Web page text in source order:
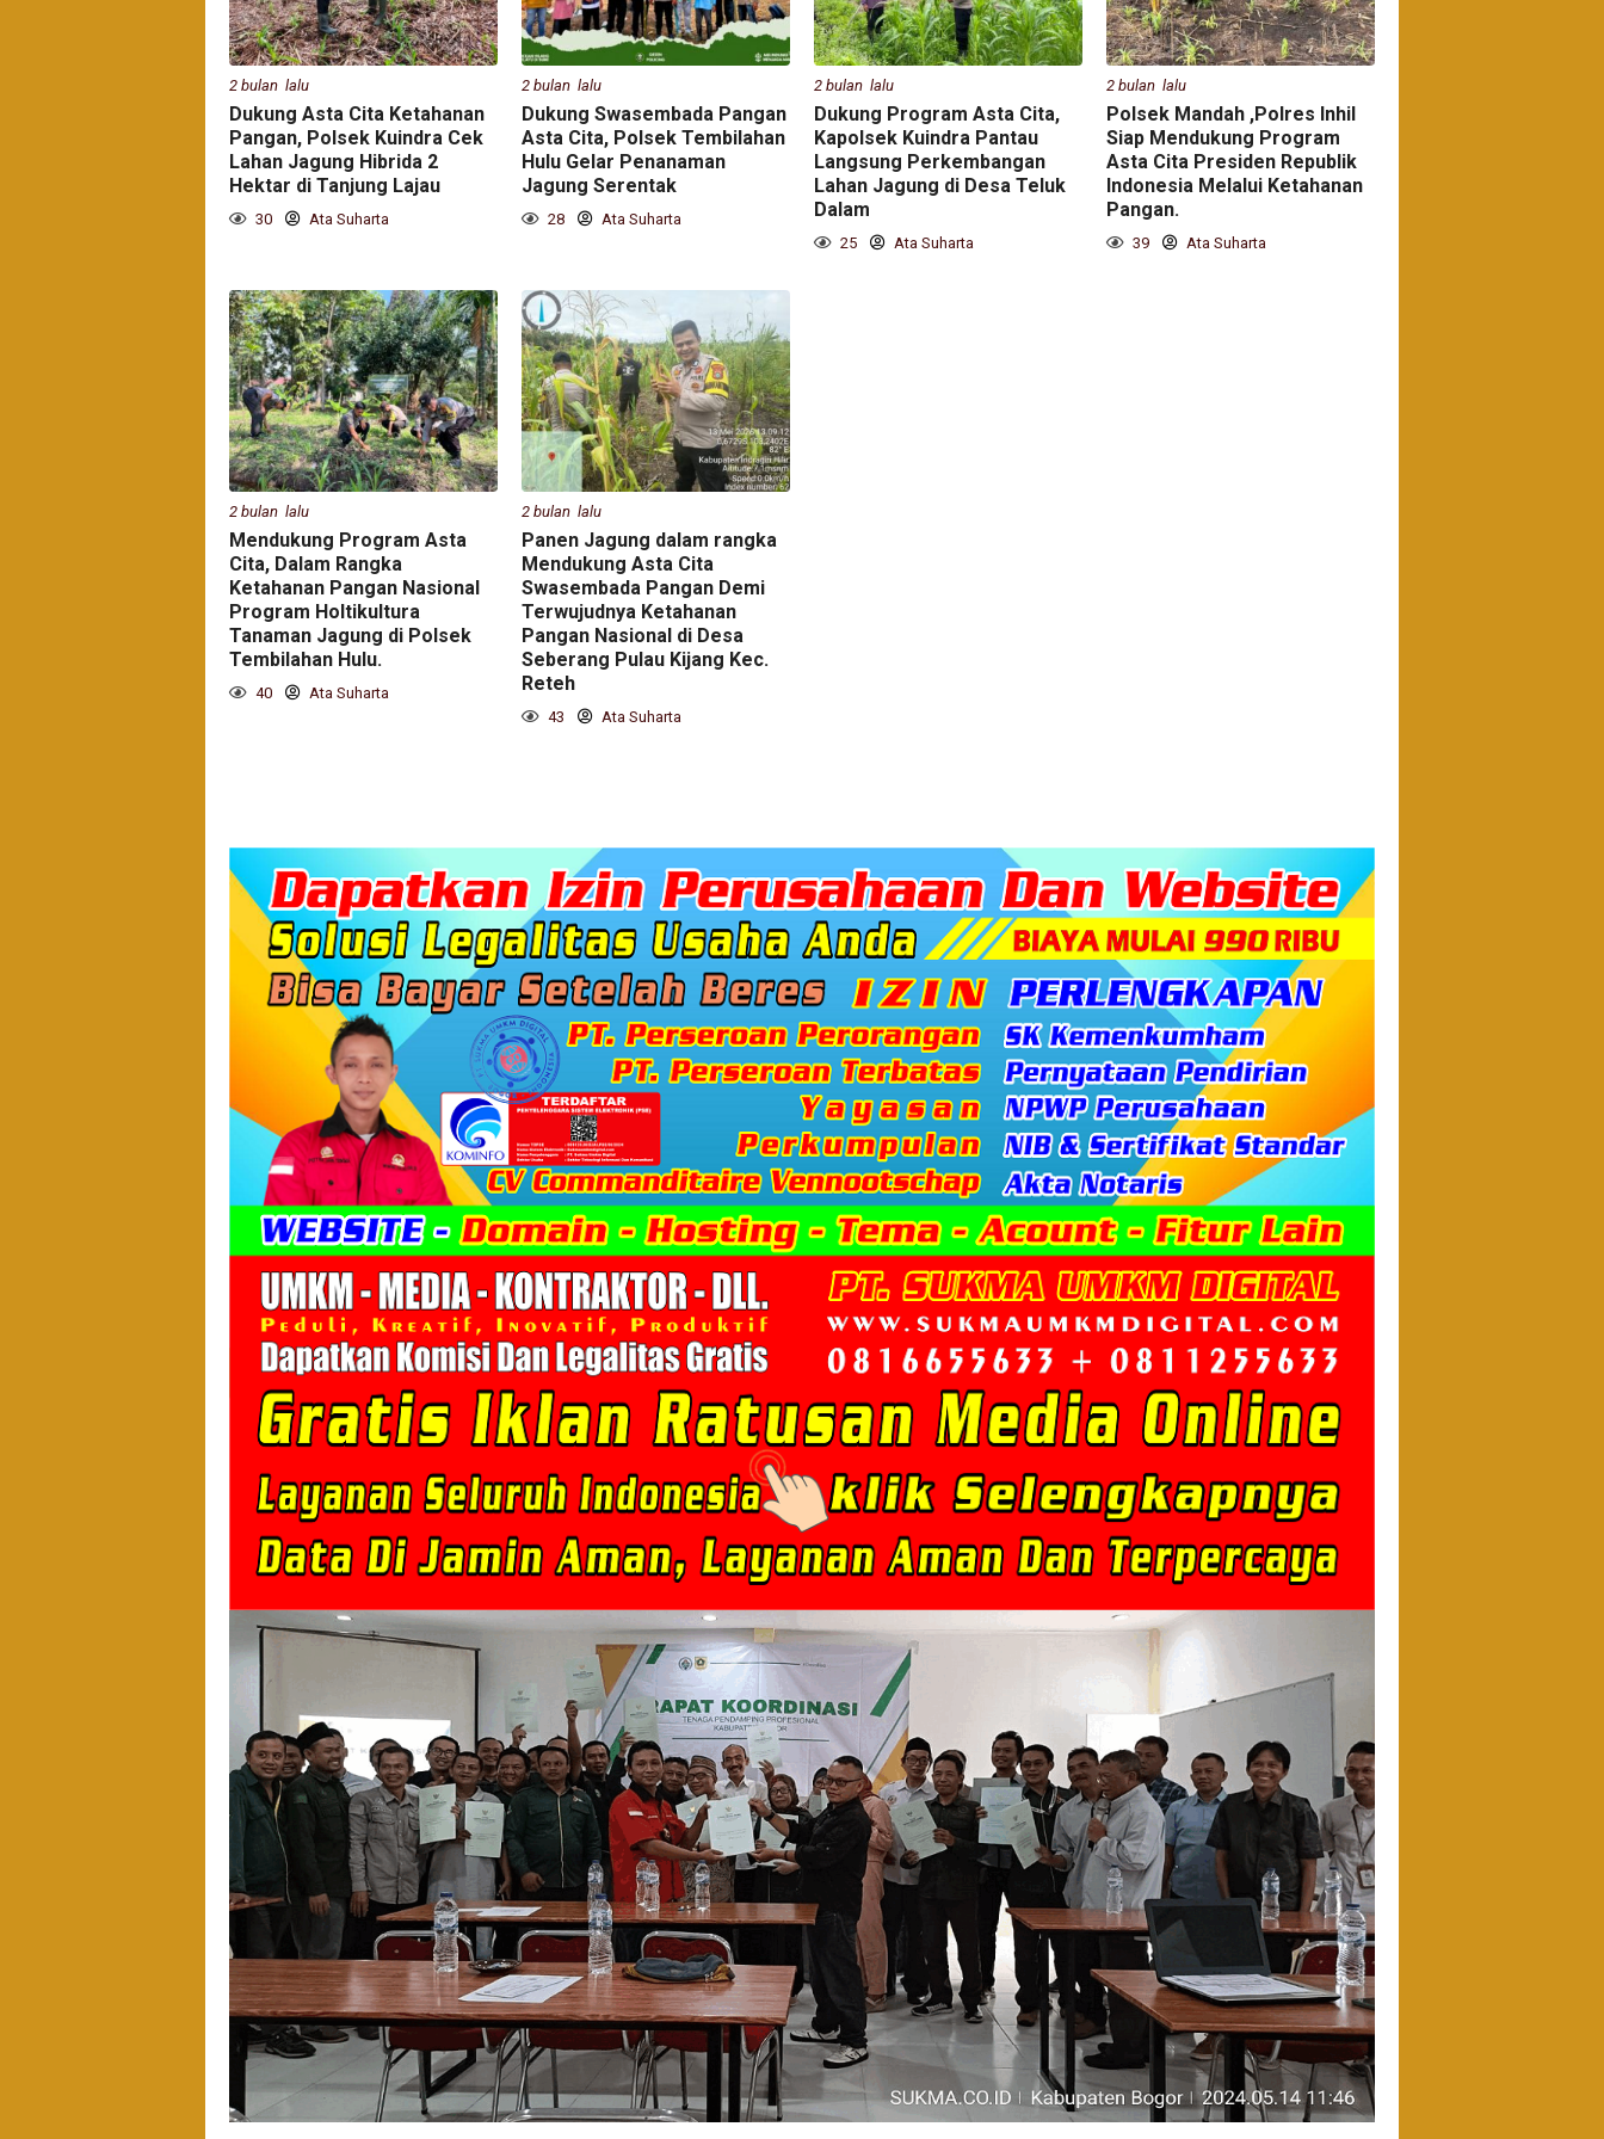
2 bulan lalu
Dukung Asta Cita Ketahanan
Pangan, Polsek Kuindra Cek
Lahan Jagung Hibrida 2
Hektar di Tanjung Lajau
30 Ata Suharta
2 bulan lalu
Dukung Swasembada Pangan
Asta Cita, Polsek Tembilahan
Hulu Gelar Penanaman
Jagung Serentak
28 Ata Suharta
2 bulan lalu
Dukung Program Asta Cita,
Kapolsek Kuindra Pantau
Langsung Perkembangan
Lahan Jagung di Desa Teluk
Dalam
25 Ata Suharta
2 bulan lalu
Polsek Mandah ,Polres Inhil
Siap Mendukung Program
Asta Cita Presiden Republik
Indonesia Melalui Ketahanan
Pangan.
39 Ata Suharta
2 bulan lalu
Mendukung Program Asta
Cita, Dalam Rangka
Ketahanan Pangan Nasional
Program Holtikultura
Tanaman Jagung di Polsek
Tembilahan Hulu.
40 Ata Suharta
2 bulan lalu
Panen Jagung dalam rangka
Mendukung Asta Cita
Swasembada Pangan Demi
Terwujudnya Ketahanan
Pangan Nasional di Desa
Seberang Pulau Kijang Kec.
Reteh
43 Ata Suharta